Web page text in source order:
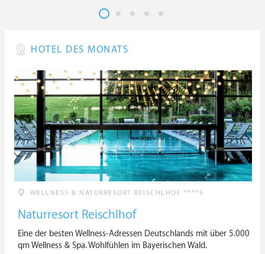
HOTEL DES MONATS
WELLNESS & NATURRESORT REISCHLHOF ****S
Naturresort Reischlhof
Eine der besten Wellness-Adressen Deutschlands mit über 5.000
qm Wellness & Spa. Wohlfühlen im Bayerischen Wald.